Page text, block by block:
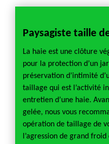
Paysagiste taille
La haie est une clôture
pour la protection d’un
préservation d’intimité
taillage qui est l’activité
entretien d’une haie.
gelée, nous vous
opération de taillage de
l’agression de grand